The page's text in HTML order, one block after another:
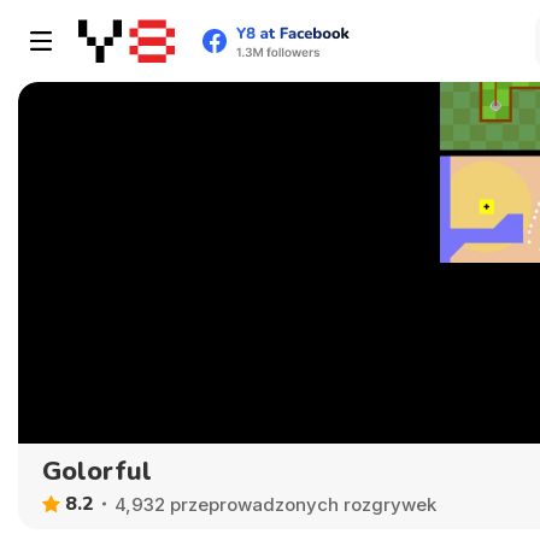
Golorful
8.2 4,932 przeprowadzonych rozgrywek